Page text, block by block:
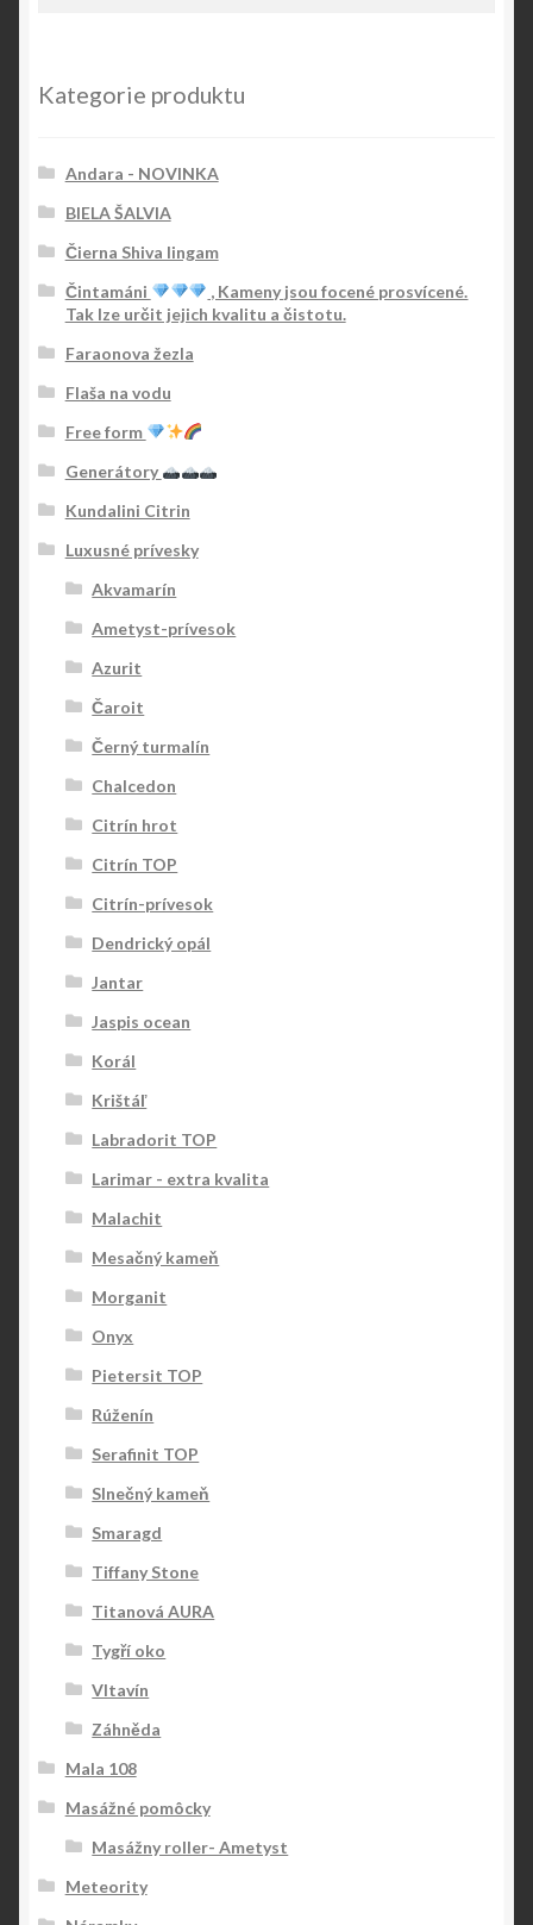
Kategorie produktu
Andara - NOVINKA
BIELA ŠALVIA
Čierna Shiva lingam
Čintamáni
, Kameny jsou focené prosvícené.
Tak lze určit jejich kvalitu a čistotu.
Faraonova žezla
Flaša na vodu
Free form
Generátory
Kundalini Citrin
Luxusné prívesky
Akvamarín
Ametyst-prívesok
Azurit
Čaroit
Černý turmalín
Chalcedon
Citrín hrot
Citrín TOP
Citrín-prívesok
Dendrický opál
Jantar
Jaspis ocean
Korál
Krištáľ
Labradorit TOP
Larimar - extra kvalita
Malachit
Mesačný kameň
Morganit
Onyx
Pietersit TOP
Rúženín
Serafinit TOP
Slnečný kameň
Smaragd
Tiffany Stone
Titanová AURA
Tygří oko
Vltavín
Záhněda
Mala 108
Masážné pomôcky
Masážny roller- Ametyst
Meteority